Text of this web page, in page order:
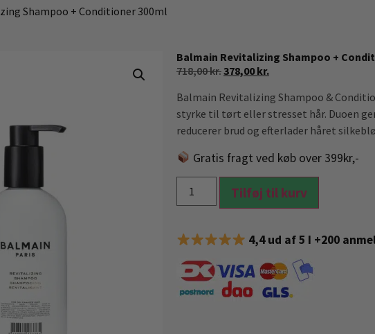
Shampoo + Conditioner 300ml
Balmain Revitalizing Shampoo +
718,00kr.378,00kr.
Balmain Revitalizing Shampoo &
styrke til tørt eller stresset hår. Duoen
reducerer brud og efterlader håret
Gratis fragt ved køb over 399kr,-
Tilføj til kurv
4,4 ud af 5 I +200